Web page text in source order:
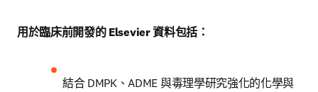
用於臨床前開發的 Elsevier 資料包括：
結合 DMPK、ADME 與毒理學研究強化的化學與